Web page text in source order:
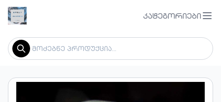
კატეგორიები